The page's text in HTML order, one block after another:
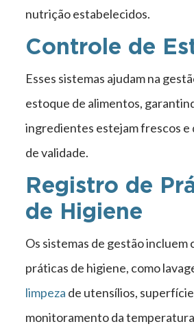
nutrição estabelecidos.
Controle de
Esses sistemas ajudam na
estoque de alimentos,
ingredientes estejam frescos e
de validade.
Registro de
de Higiene
Os sistemas de gestão incluem
práticas de higiene, como
limpeza de utensílios,
monitoramento da